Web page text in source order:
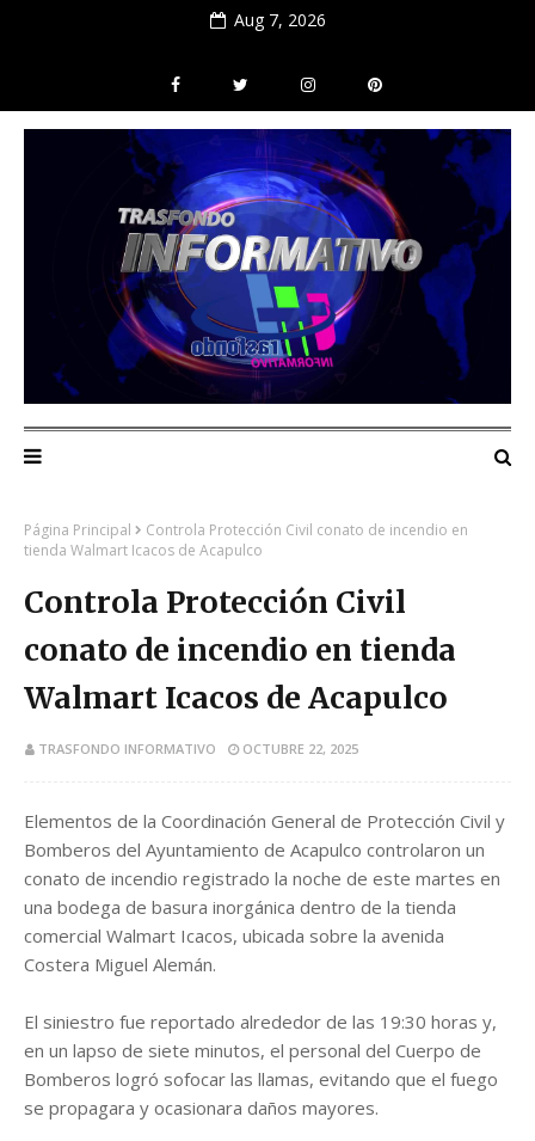
Aug 7, 2026
Página Principal
Controla Protección Civil conato de incendio en
tienda Walmart Icacos de Acapulco
Controla Protección Civil
conato de incendio en tienda
Walmart Icacos de Acapulco
TRASFONDO INFORMATIVO OCTUBRE 22, 2025
Elementos de la Coordinación General de Protección Civil y
Bomberos del Ayuntamiento de Acapulco controlaron un
conato de incendio registrado la noche de este martes en
una bodega de basura inorgánica dentro de la tienda
comercial Walmart Icacos, ubicada sobre la avenida
Costera Miguel Alemán.
El siniestro fue reportado alrededor de las 19:30 horas y,
en un lapso de siete minutos, el personal del Cuerpo de
Bomberos logró sofocar las llamas, evitando que el fuego
se propagara y ocasionara daños mayores.